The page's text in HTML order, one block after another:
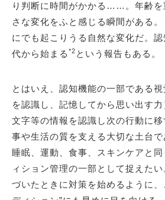
り判断に時間がかかる……。年齢を
さな変化をふと感じる瞬間がある
にでも起こりうる自然な変化だ。
代から始まる *2 という報告もある。
とはいえ、認知機能の一部である
を認識し、記憶してから思い出す力
文字等の情報を認識し次の行動に
事や生活の質を支える大切な土台で
睡眠、運動、食事、スキンケアと
ィション管理の一部として捉えた
づいたときに対策を始めるように